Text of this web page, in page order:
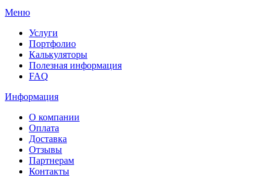
Меню
Услуги
Портфолио
Калькуляторы
Полезная информация
FAQ
Информация
О компании
Оплата
Доставка
Отзывы
Партнерам
Контакты